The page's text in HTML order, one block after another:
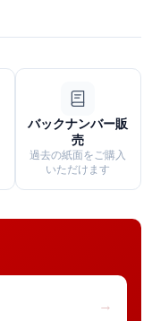
バックナンバー販
売
過去の紙面をご購入
いただけます
→